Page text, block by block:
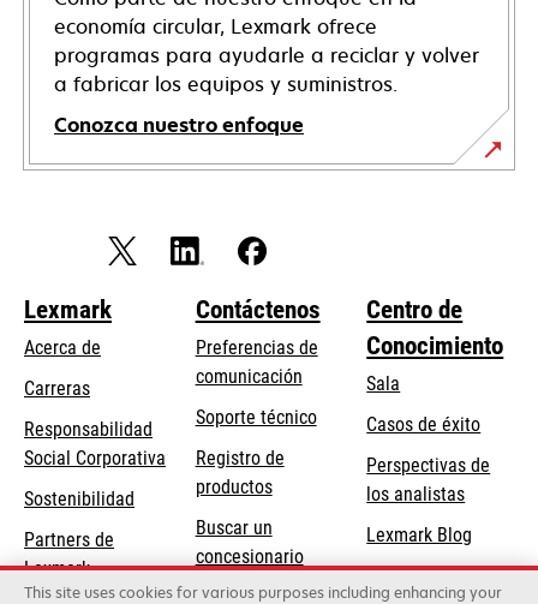
economía circular, Lexmark ofrece
programas para ayudarle a reciclar y volver
a fabricar los equipos y suministros.
Conozca nuestro enfoque
Lexmark
Acerca de
Carreras
Responsabilidad
Social Corporativa opens
new
tab
Sostenibilidad
Partners de
Lexmark
Contáctenos
Preferencias de
comunicación
Soporte técnicoopens
Registro de
productos
Buscar un
concesionario
Centro de
Conocimiento
Sala
Casos de éxito
Perspectivas de
los analistas
Lexmark Blog
This site uses cookies for various purposes including enhancing your